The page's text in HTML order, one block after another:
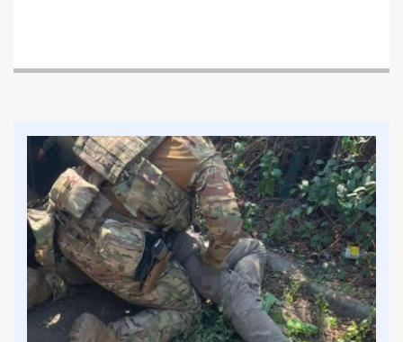
Добавить 5 столовых ложек сахара и
кончике чайной ложки), гашенную
яблочным уксусом.
Активно все перемешать.
Добавляем муку. Уйдет 10 – 14
столовых ложек, так как все зависит от
всех составляющих. Тесто должно быть
эластичным, но не липнуть к рукам.
Дробим шоколадку. Лучше прямо в
упаковке.
Вмешиваем шоколад в тесто.